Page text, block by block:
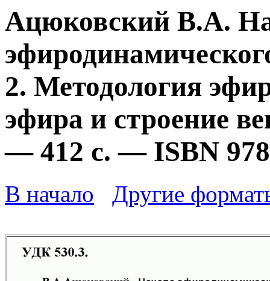
Ацюковский В.А.
2. Методология
эфира и строение
— 412 с. — ISBN
В начало Другие